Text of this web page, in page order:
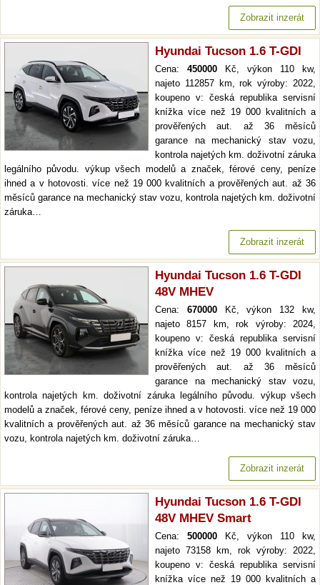
Zobrazit inzerát
Hyundai Tucson 1.6 T-GDI
Cena: 450000 Kč, výkon 110 kw,
najeto 112857 km, rok výroby: 2022,
koupeno v: česká republika servisní
knížka více než 19 000 kvalitních a
prověřených aut. až 36 měsíců
garance na mechanický stav vozu,
kontrola najetých km. doživotní záruka
legálního původu. výkup všech modelů a značek, férové ceny, peníze
ihned a v hotovosti. více než 19 000 kvalitních a prověřených aut. až 36
měsíců garance na mechanický stav vozu, kontrola najetých km. doživotní
záruka…
Zobrazit inzerát
Hyundai Tucson 1.6 T-GDI
48V MHEV
Cena: 670000Kč, výkon 132 kw,
najeto 8157 km, rok výroby: 2024,
koupeno v: česká republika servisní
knížka více než 19 000 kvalitních a
prověřených aut. až 36 měsíců
garance na mechanický stav vozu,
kontrola najetých km. doživotní záruka legálního původu. výkup všech
modelů a značek, férové ceny, peníze ihned a v hotovosti. více než 19 000
kvalitních a prověřených aut. až 36 měsíců garance na mechanický stav
vozu, kontrola najetých km. doživotní záruka…
Zobrazit inzerát
Hyundai Tucson 1.6 T-GDI
48V MHEV Smart
Cena: 500000 Kč, výkon 110 kw,
najeto 73158 km, rok výroby: 2022,
koupeno v: česká republika servisní
knížka více než 19 000 kvalitních a